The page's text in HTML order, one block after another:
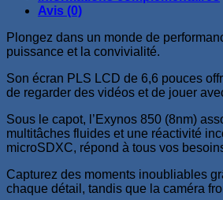
Cuivre
Avis (0)
Plongez dans un monde de
puissance et la convivialité.
Son écran PLS LCD de 6,6 pouces
de regarder des vidéos et de jouer
Sous le capot, l’Exynos 850 (8nm)
multitâches fluides et une réactivité
microSDXC, répond à tous vos
Capturez des moments inoubliables
chaque détail, tandis que la caméra